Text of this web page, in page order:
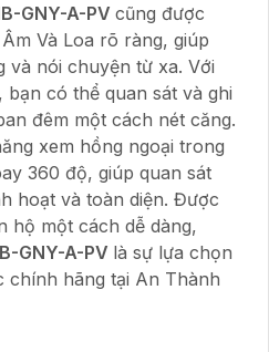
GNY-A-PV cũng được
Và Loa rõ ràng, giúp
và nói chuyện từ xa. Với
bạn có thể quan sát và ghi
đêm một cách nét căng.
xem hồng ngoại trong
360 độ, giúp quan sát
hoạt và toàn diện. Được
hộ một cách dễ dàng,
GNY-A-PV là sự lựa chọn
chính hãng tại An Thành